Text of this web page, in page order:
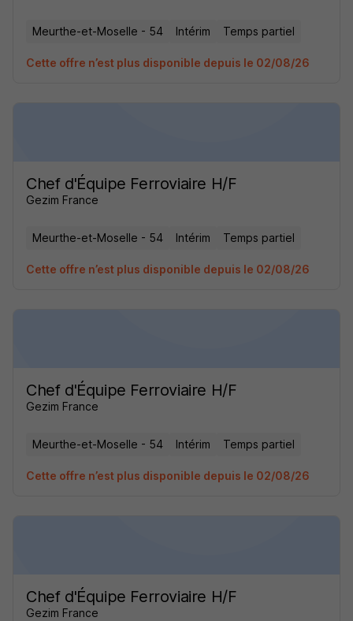
Meurthe-et-Moselle - 54 Intérim Temps partiel
Cette offre n’est plus disponible depuis le 02/08/26
Chef d'Équipe Ferroviaire H/F
Gezim France
Meurthe-et-Moselle - 54 Intérim Temps partiel
Cette offre n’est plus disponible depuis le 02/08/26
Chef d'Équipe Ferroviaire H/F
Gezim France
Meurthe-et-Moselle - 54 Intérim Temps partiel
Cette offre n’est plus disponible depuis le 02/08/26
Chef d'Équipe Ferroviaire H/F
Gezim France